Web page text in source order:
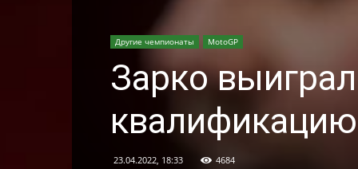
Другие чемпионаты MotoGP
Зарко
23.04.2022, 18:33 4684